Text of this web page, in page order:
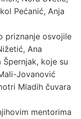
Pećanić, Anja
priznanje osvojile
Ana
koje su
Jovanović
Mladih čuvara
mentorima